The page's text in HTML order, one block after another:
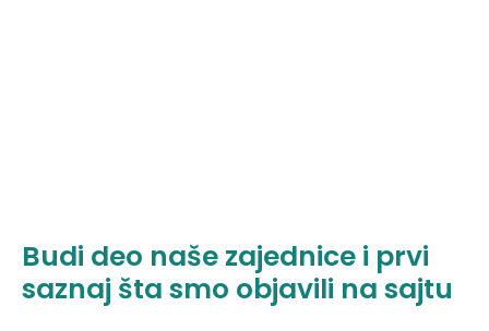
Budi deo naše zajednice i prvi
saznaj šta smo objavili na sajtu